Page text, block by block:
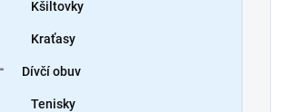
Kšiltovky
Kraťasy
Dívčí obuv
Tenisky